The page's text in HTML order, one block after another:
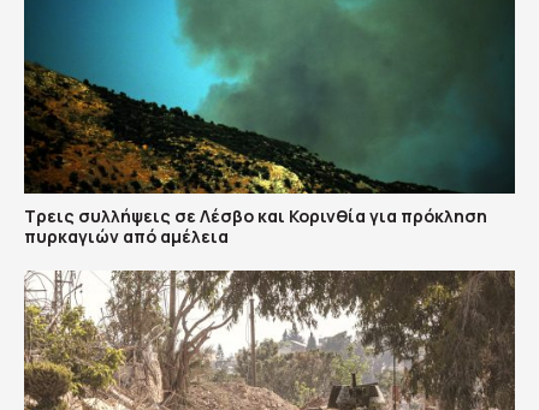
Τρεις συλλήψεις σε Λέσβο και Κορινθία για πρόκληση
πυρκαγιών από αμέλεια